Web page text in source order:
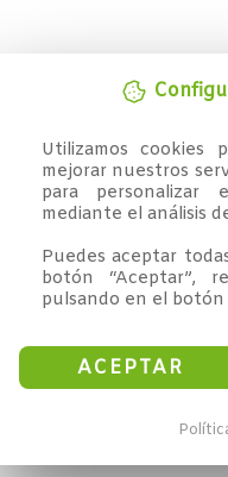
Utilizamos cookies
mejorar nuestros
para personalizar
mediante el análisis
Puedes aceptar
botón “Aceptar”,
pulsando en el botón
ACEPTAR